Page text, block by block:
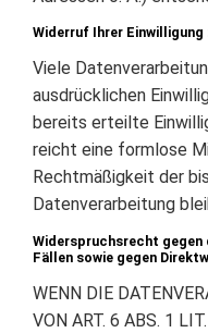
Widerruf Ihrer
Viele
ausdrücklichen
bereits erteilte
reicht eine formlose
Rechtmäßigkeit der
Datenverarbeitung
Widerspruchsrecht gegen
Fällen sowie gegen
WENN DIE
VON ART. 6 ABS. 1